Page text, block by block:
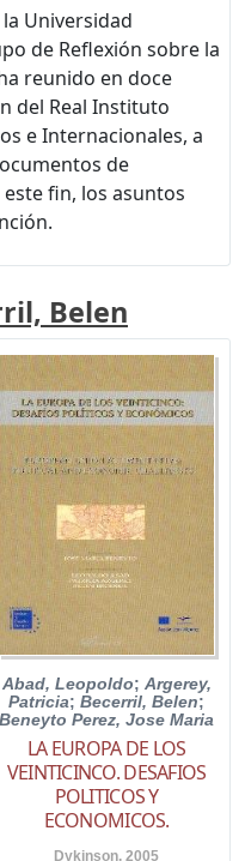
Universidad
de Reflexión sobre la
reunido en doce
del Real Instituto
e Internacionales, a
de
fin, los asuntos
Belen
Abad, Leopoldo; Argerey,
Patricia;Becerril, Belen;
Beneyto Perez, Jose Maria
LA EUROPA DE LOS
VEINTICINCO. DESAFIOS
POLITICOS Y
ECONOMICOS.
Dykinson. 2005